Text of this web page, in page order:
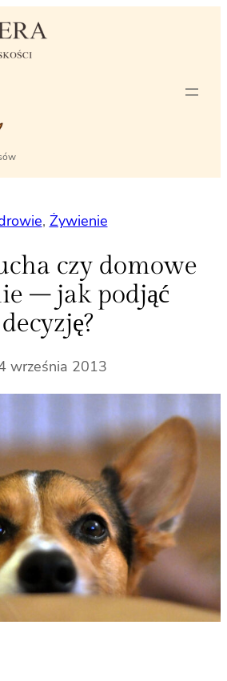
, Żywienie
czy domowe
– jak podjąć
decyzję?
września 2013